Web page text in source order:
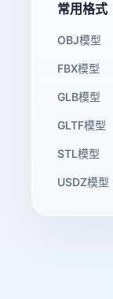
常用格式
OBJ模型
FBX模型
GLB模型
GLTF模型
STL模型
USDZ模型